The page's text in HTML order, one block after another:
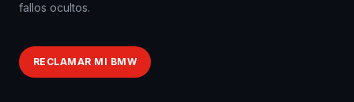
fallos ocultos.
RECLAMAR MI BMW